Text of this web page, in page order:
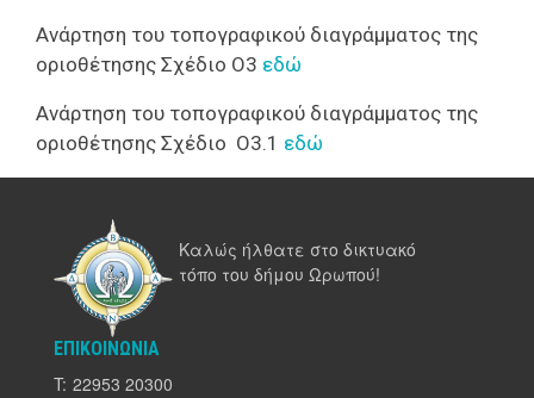
Aνάρτηση του τοπογραφικού διαγράμματος της
οριοθέτησης Σχέδιo Ο3 εδώ
Aνάρτηση του τοπογραφικού διαγράμματος της
οριοθέτησης Σχέδιo Ο3.1 εδώ
Καλώς ήλθατε στο δικτυακό
τόπο του δήμου Ωρωπού!
ΕΠΙΚΟΙΝΩΝΊΑ
T: 22953 20300